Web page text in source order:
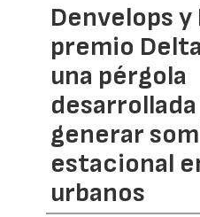
Denvelops
premio
una pérgola
desarrollada
generar
estacional
urbanos